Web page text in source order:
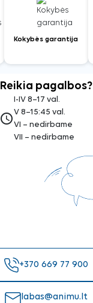
Kokybės garantija
Reikia pagalbos?
access_time
I-IV 8–17 val.
V 8–15:45 val.
VI – nedirbame
VII – nedirbame
+370 669 77 900
labas@animu.lt